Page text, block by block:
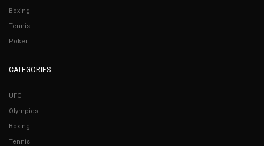
Boxing
Tennis
Poker
CATEGORIES
UFC
Olympics
Boxing
Tennis